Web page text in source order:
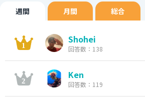
週間 月間 総合
Shohei
回答数：138
Ken
回答数：119